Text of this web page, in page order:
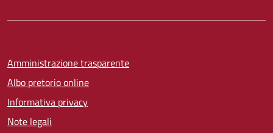
Amministrazione trasparente
Albo pretorio online
Informativa privacy
Note legali